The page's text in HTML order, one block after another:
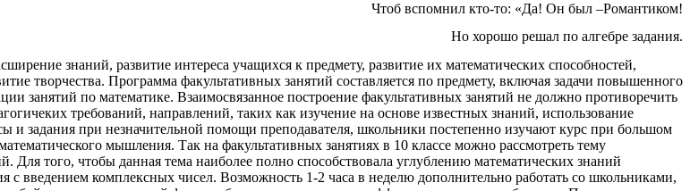
Чтоб вспомнил кто-то: «Да! Он был –Романтиком!
Но хорошо решал по алгебре задания.
знаний, развитие интереса учащихся к предмету, развитие их математических способностей,
творчества. Программа факультативных занятий составляется по предмету, включая задачи повышенного
занятий по математике. Взаимосвязанное построение факультативных занятий не должно противоречить
требований, направлений, таких как изучение на основе известных знаний, использование
задания при незначительной помощи преподавателя, школьники постепенно изучают курс при большом
мышления. Так на факультативных занятиях в 10 классе можно рассмотреть тему
того, чтобы данная тема наиболее полно способствовала углублению математических знаний
с введением комплексных чисел. Возможность 1-2 часа в неделю дополнительно работать со школьниками,